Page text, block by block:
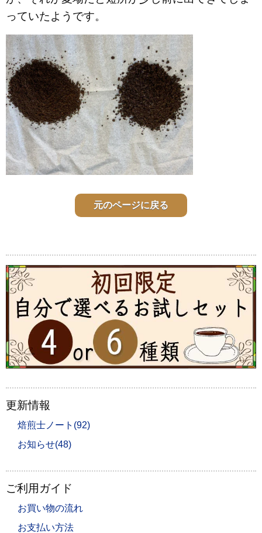
っていたようです。
元のページに戻る
更新情報
焙煎士ノート(92)
お知らせ(48)
ご利用ガイド
お買い物の流れ
お支払い方法